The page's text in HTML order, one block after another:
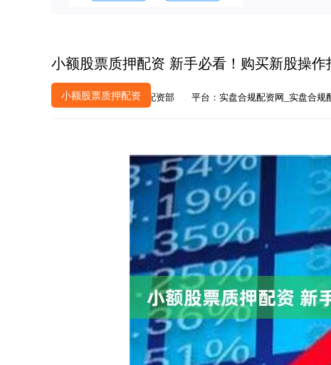
小额股票质押配资 新手必看！购买新股操作
小额股票质押配资
作者：股票配资部 平台：实盘合规配资网_实盘合规